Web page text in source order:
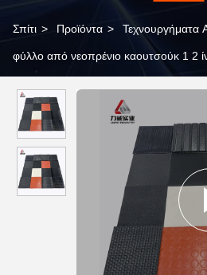
Σπίτι > Προϊόντα > Τεχνουργήματα
φύλλο από νεοπρένιο καουτσούκ 1 2